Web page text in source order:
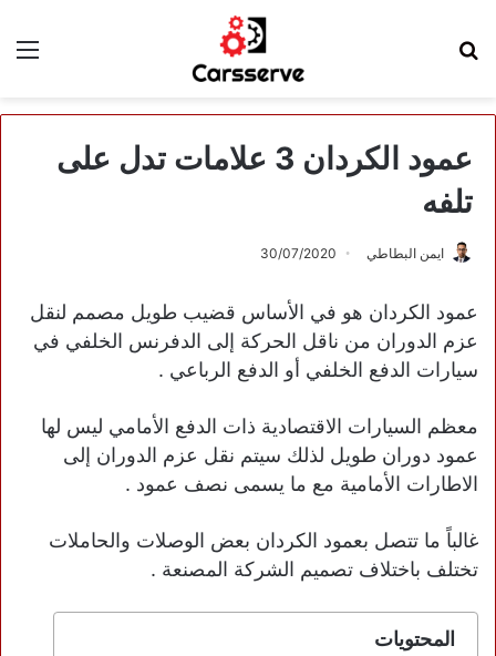
عمود الكردان 3 علامات تدل على
تلفه
ايمن البطاطي 30/07/2020
عمود الكردان هو في الأساس قضيب طويل مصمم لنقل
عزم الدوران من ناقل الحركة إلى الدفرنس الخلفي في
سيارات الدفع الخلفي أو الدفع الرباعي .
معظم السيارات الاقتصادية ذات الدفع الأمامي ليس لها
عمود دوران طويل لذلك سيتم نقل عزم الدوران إلى
الاطارات الأمامية مع ما يسمى نصف عمود .
غالباً ما تتصل بعمود الكردان بعض الوصلات والحاملات
تختلف باختلاف تصميم الشركة المصنعة .
المحتويات